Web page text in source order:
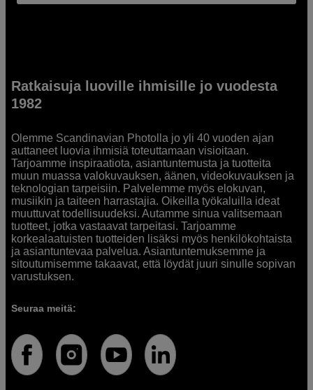
Ratkaisuja luoville ihmisille jo vuodesta
1982
Olemme Scandinavian Photolla jo yli 40 vuoden ajan
auttaneet luovia ihmisiä toteuttamaan visioitaan.
Tarjoamme inspiraatiota, asiantuntemusta ja tuotteita
muun muassa valokuvauksen, äänen, videokuvauksen ja
teknologian tarpeisiin. Palvelemme myös elokuvan,
musiikin ja taiteen harrastajia. Oikeilla työkaluilla ideat
muuttuvat todellisuudeksi. Autamme sinua valitsemaan
tuotteet, jotka vastaavat tarpeitasi. Tarjoamme
korkealaatuisten tuotteiden lisäksi myös henkilökohtaista
ja asiantuntevaa palvelua. Asiantuntemuksemme ja
sitoutumisemme takaavat, että löydät juuri sinulle sopivan
varustuksen.
Seuraa meitä: